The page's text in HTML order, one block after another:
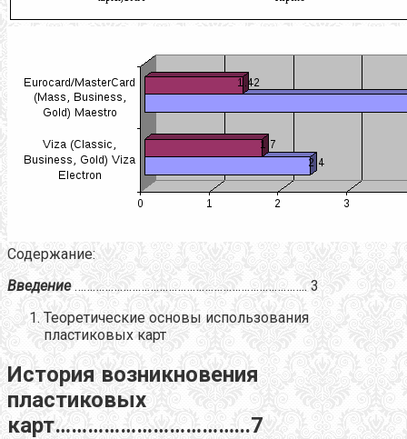
Содержание:
Введение………………………………………………………………….. 3
Теоретические основы использования
пластиковых карт
История возникновения
пластиковых
карт……………………………...7